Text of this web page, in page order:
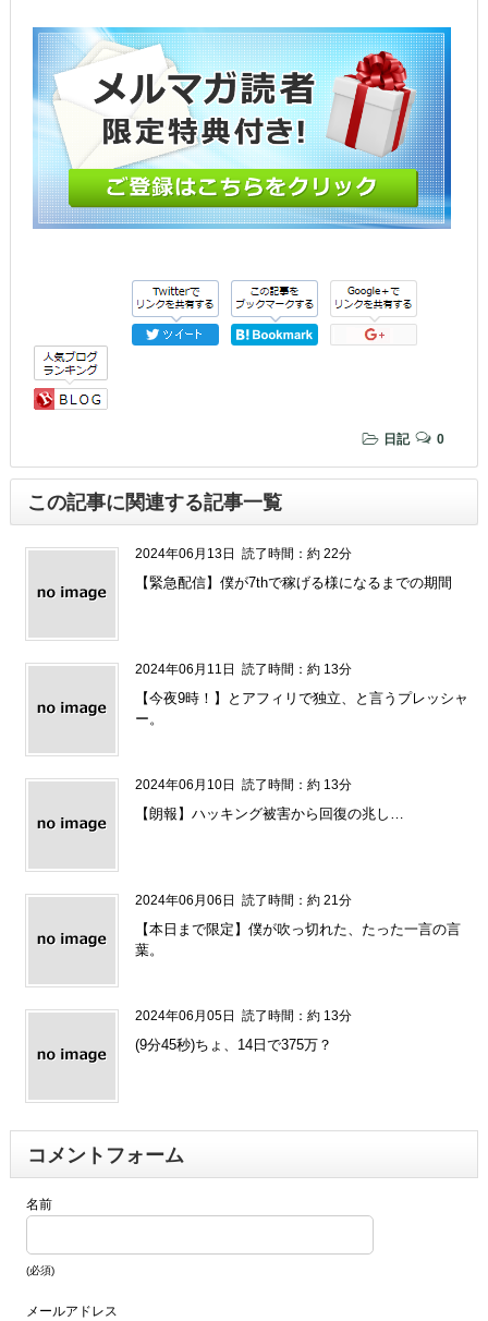
す) で
開
き
ま
す)
日記 0
この記事に関連する記事一覧
2024年06月13日 読了時間：約 22分
【緊急配信】僕が7thで稼げる様になるまでの期間
2024年06月11日 読了時間：約 13分
【今夜9時！】とアフィリで独立、と言うプレッシャ
ー。
2024年06月10日 読了時間：約 13分
【朗報】ハッキング被害から回復の兆し…
2024年06月06日 読了時間：約 21分
【本日まで限定】僕が吹っ切れた、たった一言の言
葉。
2024年06月05日 読了時間：約 13分
(9分45秒)ちょ、14日で375万？
コメントフォーム
名前
(必須)
メールアドレス